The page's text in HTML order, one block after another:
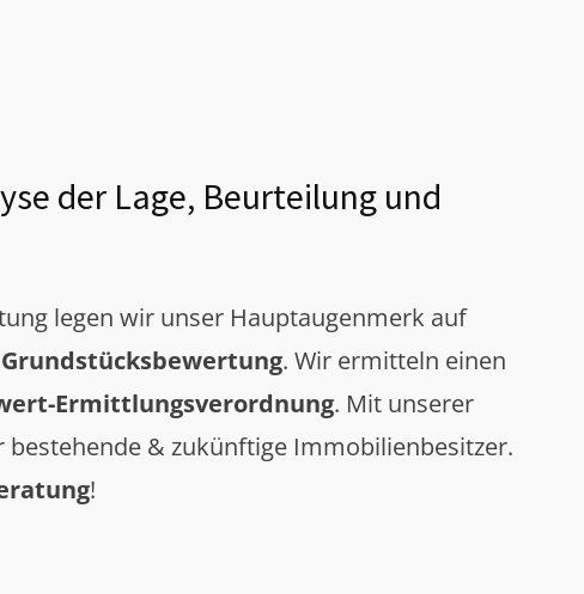
der Lage, Beurteilung und
legen wir unser Hauptaugenmerk auf
Grundstücksbewertung. Wir ermitteln einen
Ermittlungsverordnung. Mit unserer
bestehende & zukünftige Immobilienbesitzer.
!